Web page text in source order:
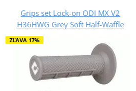
Grips set Lock-on ODI MX V2
H36HWG Grey Soft Half-Waffle
ZĽAVA 17%